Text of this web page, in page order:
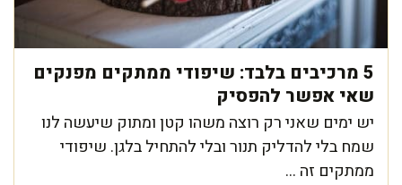
5 מרכיבים בלבד: שיפודי ממתקים מפנקים
שאי אפשר להפסיק
יש ימים שאני רק רוצה משהו קטן ומתוק שיעשה לנו
שמח בלי להדליק תנור ובלי להתחיל בלגן. שיפודי
ממתקים זה ...